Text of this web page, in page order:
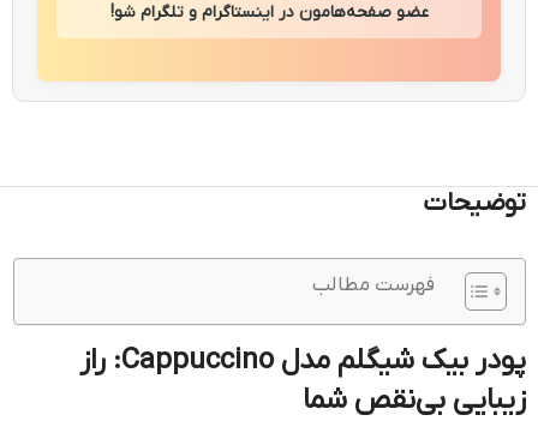
عضو صفحه‌هامون در اینستاگرام و تلگرام شو!
توضیحات
فهرست مطالب
پودر بیک شیگلم مدل Cappuccino: راز
زیبایی بی‌نقص شما